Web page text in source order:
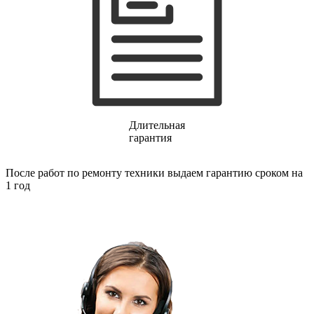
газовой поверхности
генераторов
генераторов азота
генераторов дыма
генераторов льда
генераторов
гидравлических блоков питания
гидроаккумуляторов
гидромассажеров
гидроциклов
глубинных вибраторов
гомогенизаторов
gps часов
gps навигаторов
gps трекеров
градирней
Длительная
гарантия
После работ по ремонту техники выдаем гарантию сроком на
1 год